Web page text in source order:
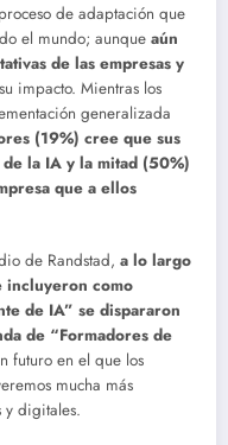
de adaptación que
el mundo; aunque aún
de las empresas y
impacto. Mientras los
generalizada
(19%) cree que sus
la IA y la mitad (50%)
que a ellos
de Randstad, a lo largo
incluyeron como
de IA” se dispararon
de “Formadores de
futuro en el que los
mucha más
y digitales.